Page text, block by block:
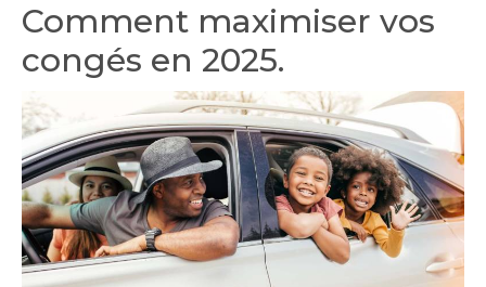
Comment maximiser vos
congés en 2025.